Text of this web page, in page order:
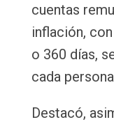
cuentas
inflación,
o 360 días,
cada
Destacó,